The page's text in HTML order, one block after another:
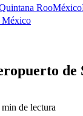
RooMéxico
México
min de lectura